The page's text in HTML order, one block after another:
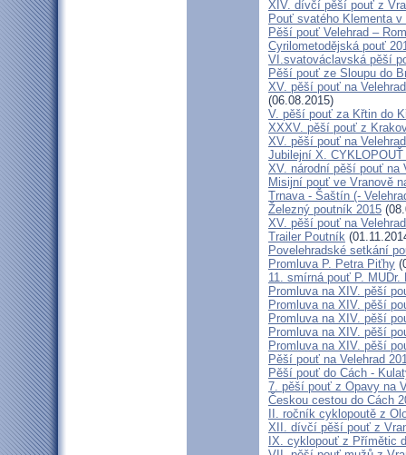
XIV. dívčí pěší pouť z
Pouť svatého Klementa
Pěší pouť Velehrad –
Cyrilometodějská pouť
VI.svatováclavská pěší
Pěší pouť ze Sloupu do
XV. pěší pouť na
(06.08.2015)
V. pěší pouť za Křtin do
XXXV. pěší pouť z
XV. pěší pouť na
Jubilejní X.
XV. národní pěší pouť na
Misijní pouť ve Vranově
Trnava - Šaštín (-
Železný poutník 2015
XV. pěší pouť na
Trailer Poutník
Povelehradské setkání
Promluva P. Petra Piťhy
11. smírná pouť P.
Promluva na XIV. pěší
Promluva na XIV. pěší
Promluva na XIV. pěší
Promluva na XIV. pěší
Promluva na XIV. pěší
Pěší pouť na Velehrad
Pěší pouť do Cách -
7. pěší pouť z Opavy na
Českou cestou do Cách
II. ročník cyklopoutě z
XII. dívčí pěší pouť z
IX. cyklopouť z Přímětic